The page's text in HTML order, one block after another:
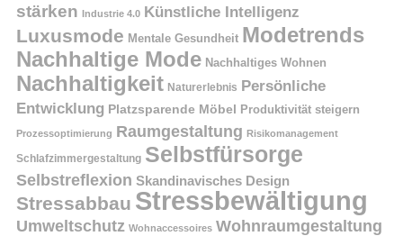
stärken Industrie 4.0 Künstliche Intelligenz
Luxusmode Mentale Gesundheit Modetrends
Nachhaltige Mode Nachhaltiges Wohnen
Nachhaltigkeit Naturerlebnis Persönliche
Entwicklung Platzsparende Möbel Produktivität steigern
Prozessoptimierung Raumgestaltung Risikomanagement
Schlafzimmergestaltung Selbstfürsorge
Selbstreflexion Skandinavisches Design
Stressabbau Stressbewältigung
Umweltschutz Wohnaccessoires Wohnraumgestaltung